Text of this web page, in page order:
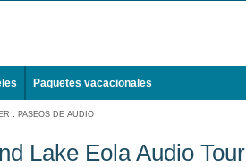
Paquetes vacacionales
: PASEOS DE AUDIO
Lake Eola Audio Tour